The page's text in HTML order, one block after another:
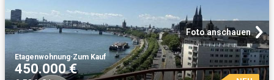
Foto anschauen
Etagenwohnung·Zum Kauf
450.000 €